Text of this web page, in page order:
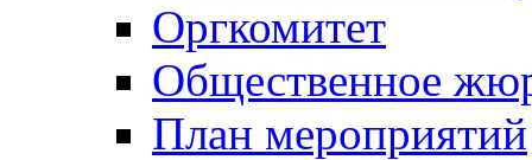
Оргкомитет
Общественное
План мероприятий